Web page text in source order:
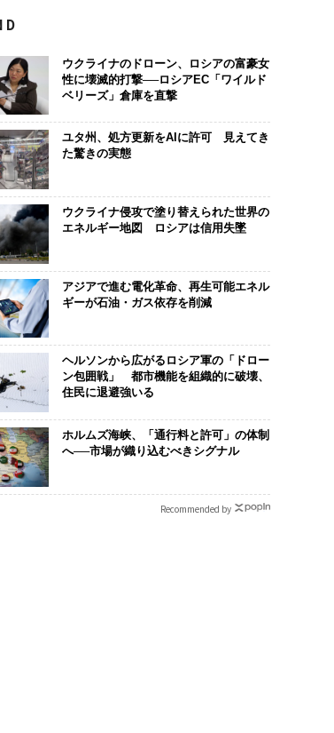
ウクライナのドローン、ロシアの富豪女
性に壊滅的打撃──ロシアEC「ワイルド
ベリーズ」倉庫を直撃
ユタ州、処方更新をAIに許可 見えてき
た驚きの実態
ウクライナ侵攻で塗り替えられた世界の
エネルギー地図 ロシアは信用失墜
アジアで進む電化革命、再生可能エネル
ギーが石油・ガス依存を削減
ヘルソンから広がるロシア軍の「ドロー
ン包囲戦」 都市機能を組織的に破壊、
住民に退避強いる
ホルムズ海峡、「通行料と許可」の体制
へ──市場が織り込むべきシグナル
Recommended by